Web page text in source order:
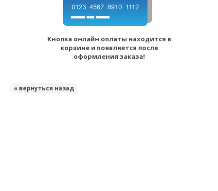
Кнопка онлайн оплаты находится в
корзине и появляется после
оформления заказа!
« вернуться назад